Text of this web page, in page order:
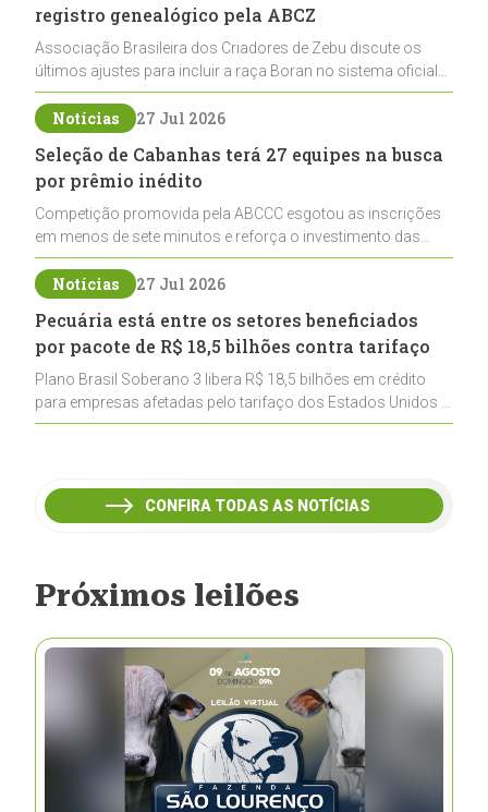
registro genealógico pela ABCZ
Associação Brasileira dos Criadores de Zebu discute os
últimos ajustes para incluir a raça Boran no sistema oficial
de registros, abrindo caminho para sua expansão na
pecuária nacional
Notícias 27 Jul 2026
Seleção de Cabanhas terá 27 equipes na busca
por prêmio inédito
Competição promovida pela ABCCC esgotou as inscrições
em menos de sete minutos e reforça o investimento das
cabanhas na seleção genética de Cavalos Crioulos voltados
ao laço
Notícias 27 Jul 2026
Pecuária está entre os setores beneficiados
por pacote de R$ 18,5 bilhões contra tarifaço
Plano Brasil Soberano 3 libera R$ 18,5 bilhões em crédito
para empresas afetadas pelo tarifaço dos Estados Unidos e
inclui a pecuária entre os setores estratégicos
CONFIRA TODAS AS NOTÍCIAS
Próximos leilões